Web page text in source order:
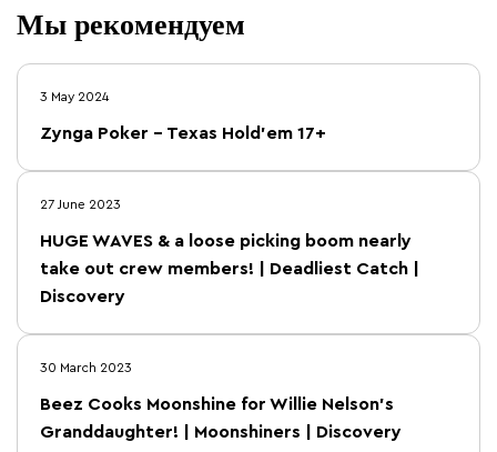
Мы рекомендуем
3 May 2024
Zynga Poker – Texas Hold’em 17+
27 June 2023
HUGE WAVES & a loose picking boom nearly
take out crew members! | Deadliest Catch |
Discovery
30 March 2023
Beez Cooks Moonshine for Willie Nelson’s
Granddaughter! | Moonshiners | Discovery